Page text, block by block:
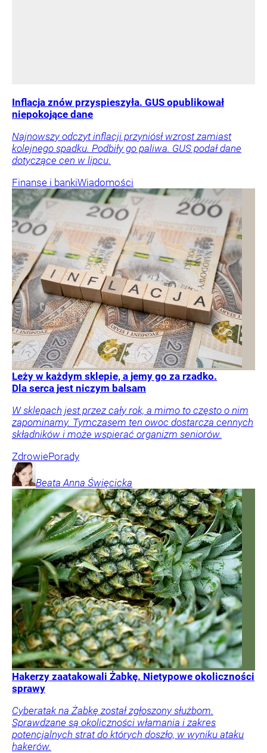
Inflacja znów przyspieszyła. GUS opublikował
niepokojące dane
Najnowszy odczyt inflacji przyniósł wzrost zamiast
kolejnego spadku. Podbiły go paliwa. GUS podał dane
dotyczące cen w lipcu.
Finanse i bankiWiadomości
Leży w każdym sklepie, a jemy go za rzadko.
Dla serca jest niczym balsam
W sklepach jest przez cały rok, a mimo to często o nim
zapominamy. Tymczasem ten owoc dostarcza cennych
składników i może wspierać organizm seniorów.
ZdrowiePorady
Beata Anna Święcicka
Hakerzy zaatakowali Żabkę. Nietypowe okoliczności
sprawy
Cyberatak na Żabkę został zgłoszony służbom.
Sprawdzane są okoliczności włamania i zakres
potencjalnych strat do których doszło, w wyniku ataku
hakerów.